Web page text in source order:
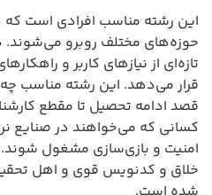
این رشته مناسب افرادی است که
حوزه‌های مختلف روبرو می‌شوند.
تازه‌ای از نیازهای کاربر و
قرار می‌دهد. این رشته مناسب
قصد ادامه تحصیل تا مقطع
کسانی که می‌خواهند در صنایع
امنیت و بازی‌سازی مشغول شوند.
خلاق و کدنویس قوی و اهل